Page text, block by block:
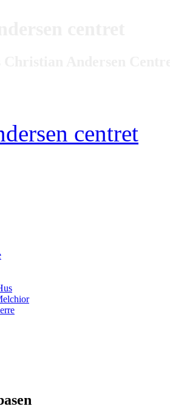
centret